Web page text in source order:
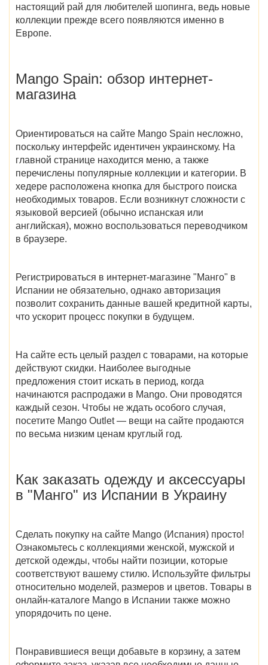
настоящий рай для любителей шопинга, ведь новые
коллекции прежде всего появляются именно в
Европе.
Mango Spain: обзор интернет-
магазина
Ориентироваться на сайте Mango Spain несложно,
поскольку интерфейс идентичен украинскому. На
главной странице находится меню, а также
перечислены популярные коллекции и категории. В
хедере расположена кнопка для быстрого поиска
необходимых товаров. Если возникнут сложности с
языковой версией (обычно испанская или
английская), можно воспользоваться переводчиком
в браузере.
Регистрироваться в интернет-магазине "Манго" в
Испании не обязательно, однако авторизация
позволит сохранить данные вашей кредитной карты,
что ускорит процесс покупки в будущем.
На сайте есть целый раздел с товарами, на которые
действуют скидки. Наиболее выгодные
предложения стоит искать в период, когда
начинаются распродажи в Mango. Они проводятся
каждый сезон. Чтобы не ждать особого случая,
посетите Mango Outlet— вещи на сайте продаются
по весьма низким ценам круглый год.
Как заказать одежду и аксессуары
в "Манго" из Испании в Украину
Сделать покупку на сайте Mango (Испания) просто!
Ознакомьтесь с коллекциями женской, мужской и
детской одежды, чтобы найти позиции, которые
соответствуют вашему стилю. Используйте фильтры
относительно моделей, размеров и цветов. Товары в
онлайн-каталоге Mango в Испании также можно
упорядочить по цене.
Понравившиеся вещи добавьте в корзину, а затем